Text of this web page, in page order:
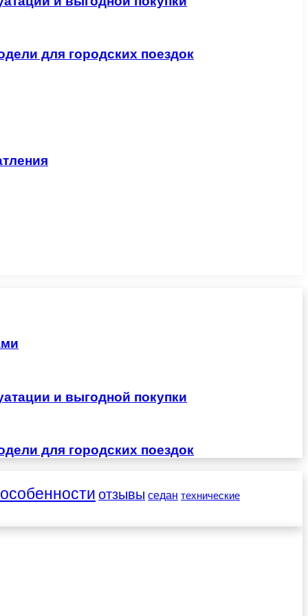
для городских поездок
и выгодной покупки
для городских поездок
особенности отзывы седан технические